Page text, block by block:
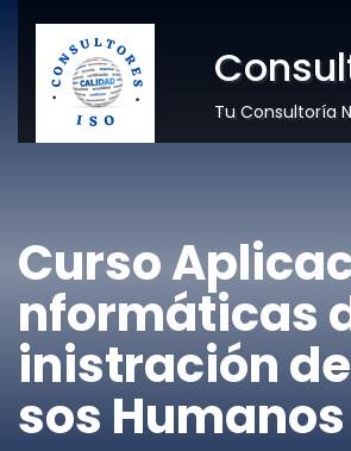
Tu Consultoría
Curso
nformáticas
inistración
sos Humanos